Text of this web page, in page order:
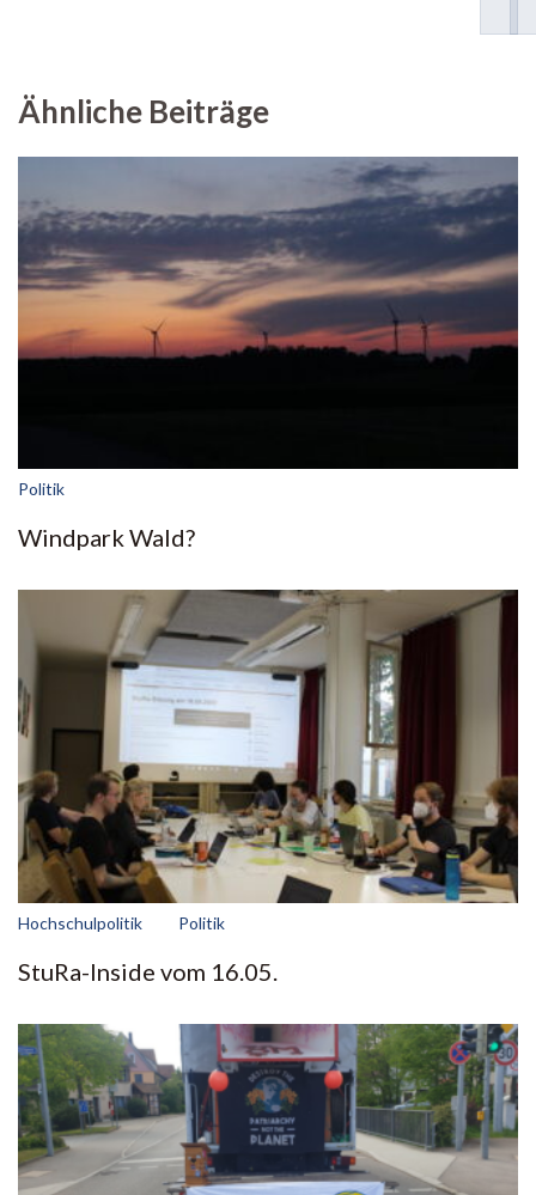
Ähnliche Beiträge
Politik
Windpark Wald?
Hochschulpolitik Politik
StuRa-Inside vom 16.05.